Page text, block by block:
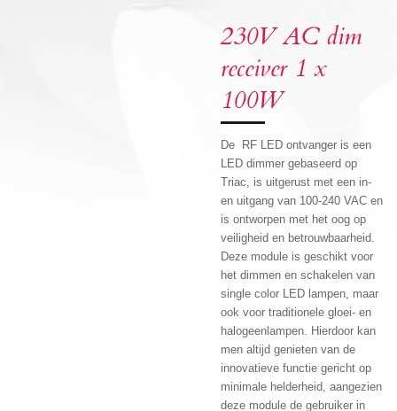
230V AC dim
receiver 1 x
100W
De RF LED ontvanger is een
LED dimmer gebaseerd op
Triac, is uitgerust met een in-
en uitgang van 100-240 VAC en
is ontworpen met het oog op
veiligheid en betrouwbaarheid.
Deze module is geschikt voor
het dimmen en schakelen van
single color LED lampen, maar
ook voor traditionele gloei- en
halogeenlampen. Hierdoor kan
men altijd genieten van de
innovatieve functie gericht op
minimale helderheid, aangezien
deze module de gebruiker in